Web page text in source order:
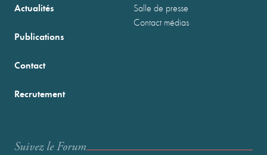
Actualités
Publications
Salle de presse
Contact médias
Contact
Recrutement
Suivez le Forum